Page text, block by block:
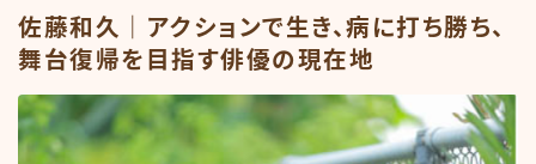
運営者情報
佐藤和久｜アクションで生き、病に打ち勝ち、
舞台復帰を目指す俳優の現在地